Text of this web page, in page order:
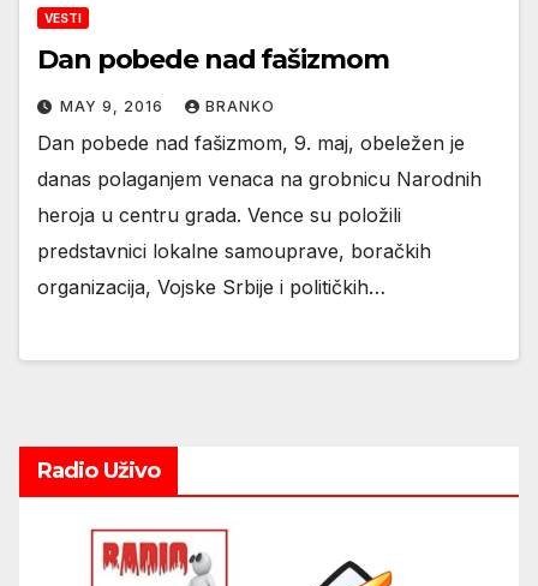
VESTI
Dan pobede nad fašizmom
MAY 9, 2016 BRANKO
Dan pobede nad fašizmom, 9. maj, obeležen je
danas polaganjem venaca na grobnicu Narodnih
heroja u centru grada. Vence su položili
predstavnici lokalne samouprave, boračkih
organizacija, Vojske Srbije i političkih…
Radio Uživo